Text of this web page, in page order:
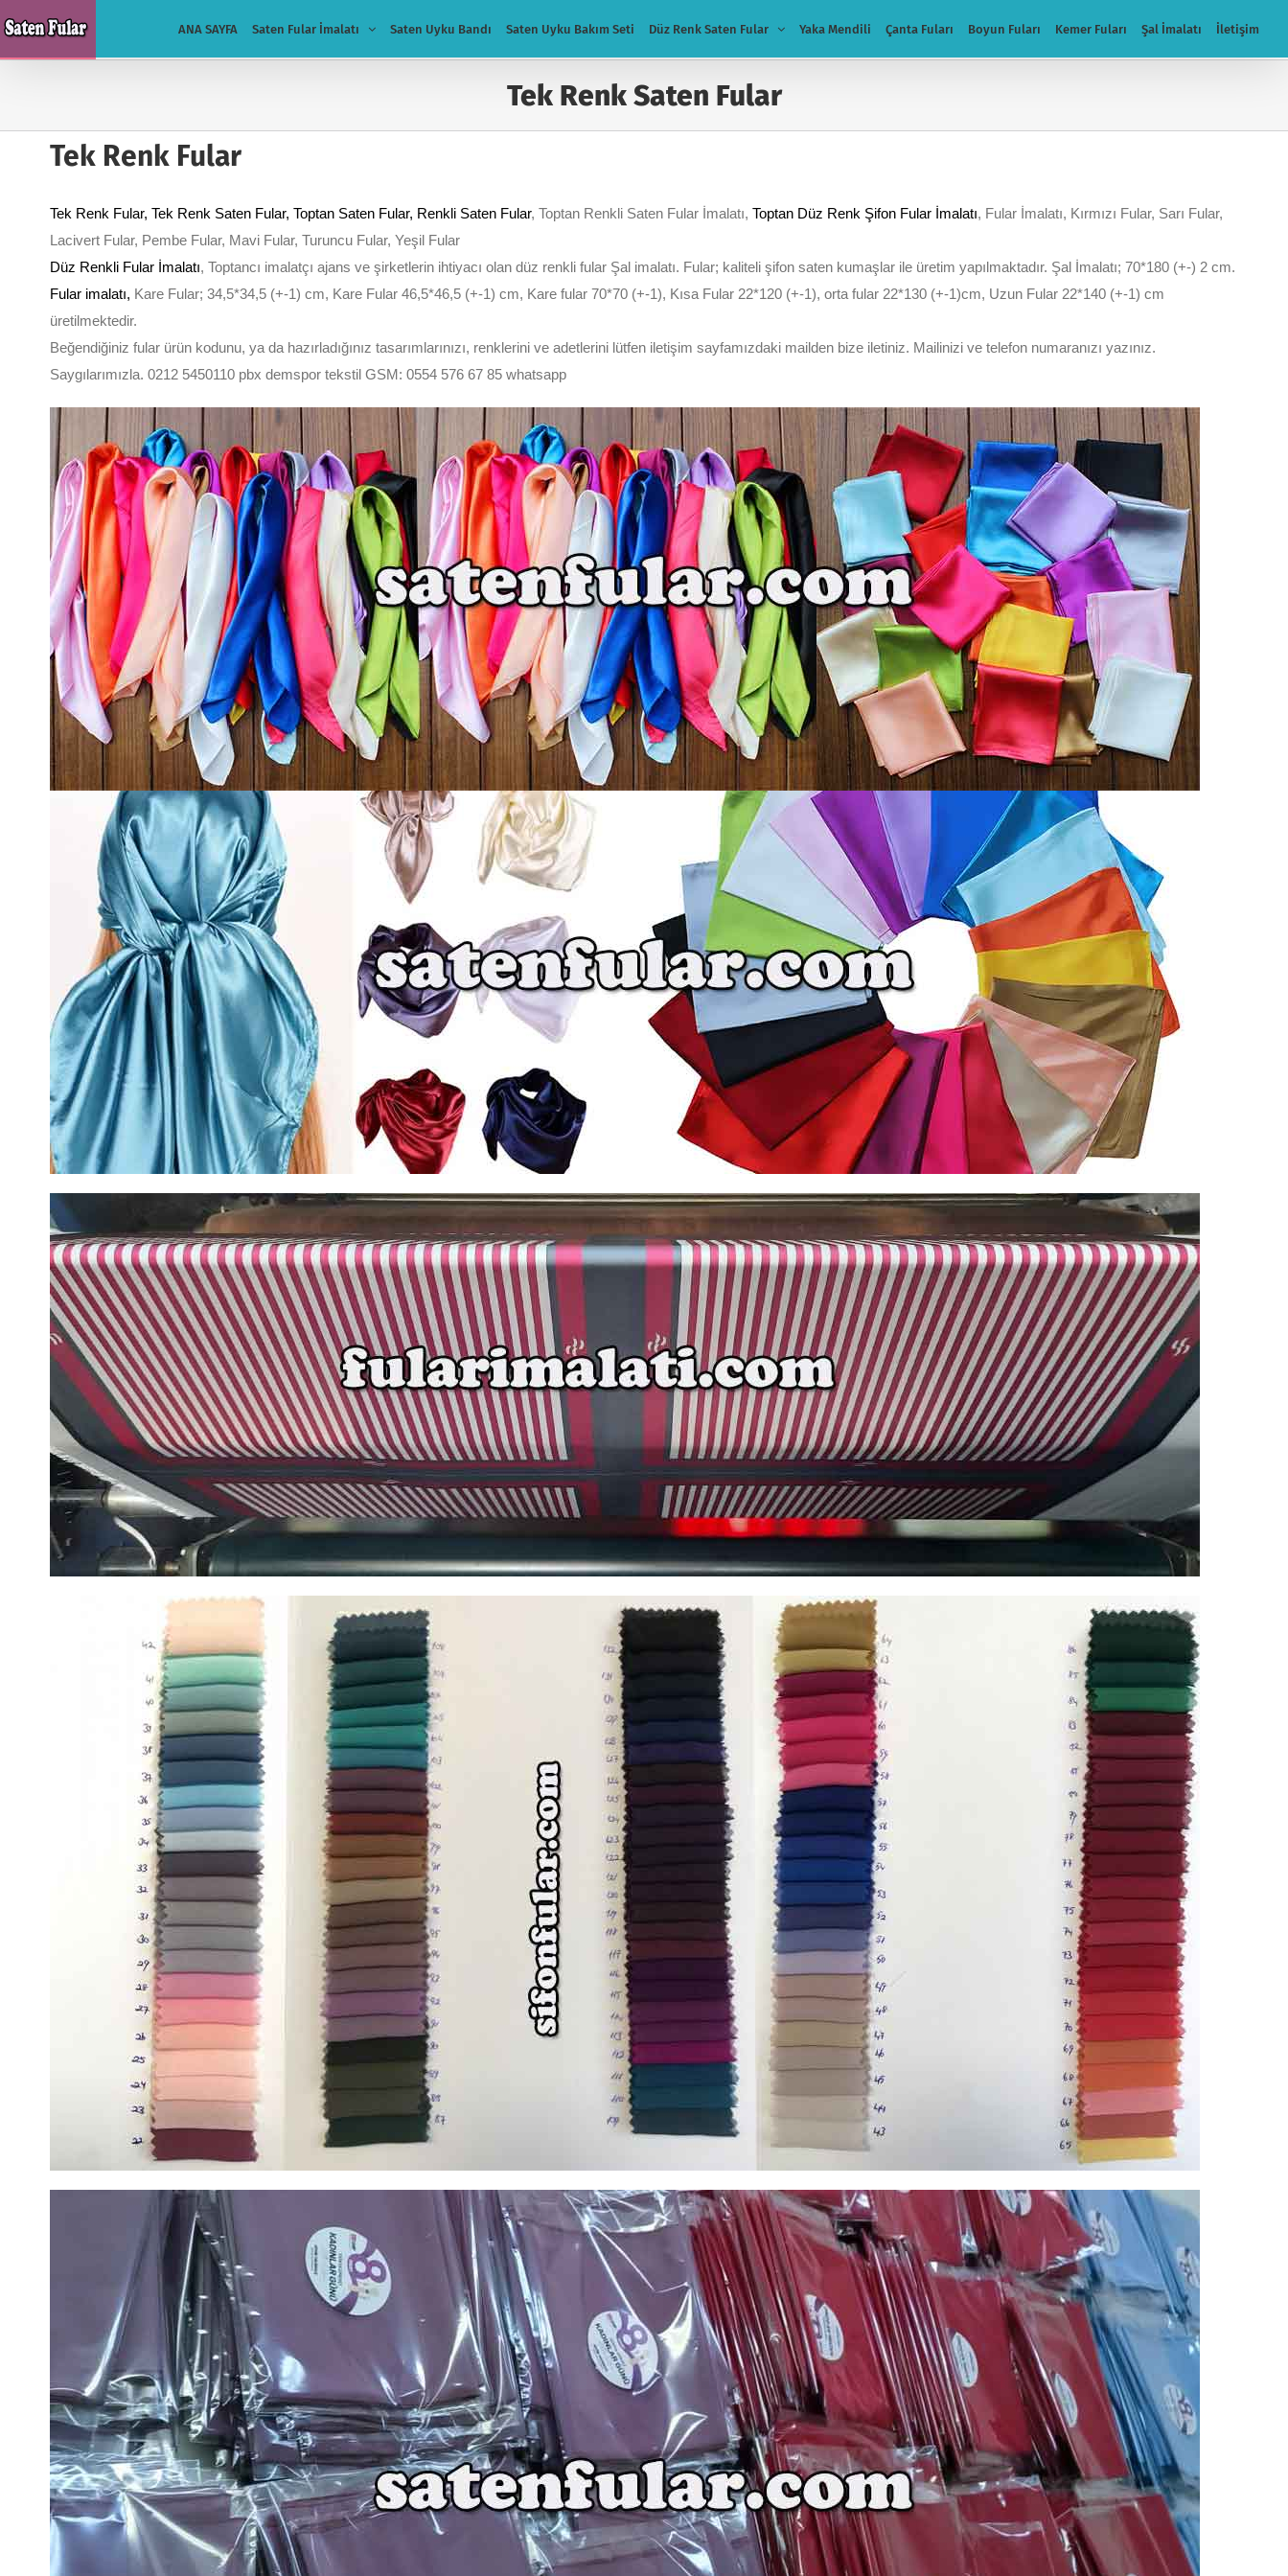
to
content
ANA SAYFA Saten Fular İmalatı Saten Uyku Bandı Saten Uyku Bakım Seti Düz Renk Saten Fular Yaka Mendili Çanta Fuları Boyun Fuları Kemer Fuları Şal İmalatı İletişim
Tek Renk Saten Fular
Tek Renk Fular
Tek Renk Fular, Tek Renk Saten Fular, Toptan Saten Fular, Renkli Saten Fular, Toptan Renkli Saten Fular İmalatı, Toptan Düz Renk Şifon Fular İmalatı, Fular İmalatı, Kırmızı Fular, Sarı Fular,
Lacivert Fular, Pembe Fular, Mavi Fular, Turuncu Fular, Yeşil Fular
Düz Renkli Fular İmalatı, Toptancı imalatçı ajans ve şirketlerin ihtiyacı olan düz renkli fular Şal imalatı. Fular; kaliteli şifon saten kumaşlar ile üretim yapılmaktadır. Şal İmalatı; 70*180 (+-) 2 cm.
Fular imalatı, Kare Fular; 34,5*34,5 (+-1) cm, Kare Fular 46,5*46,5 (+-1) cm, Kare fular 70*70 (+-1), Kısa Fular 22*120 (+-1), orta fular 22*130 (+-1)cm, Uzun Fular 22*140 (+-1) cm
üretilmektedir.
Beğendiğiniz fular ürün kodunu, ya da hazırladığınız tasarımlarınızı, renklerini ve adetlerini lütfen iletişim sayfamızdaki mailden bize iletiniz. Mailinizi ve telefon numaranızı yazınız.
Saygılarımızla. 0212 5450110 pbx demspor tekstil GSM: 0554 576 67 85 whatsapp